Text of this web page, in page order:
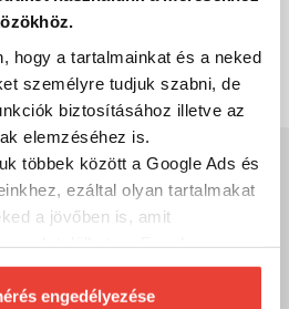
hogy a tartalmainkat és a neked
személyre tudjuk szabni, de
biztosításához illetve az
elemzéséhez is.
többek között a Google Ads és
ezáltal olyan tartalmakat
a jövőben is, amit
hogy engedd meg
használatát.
engedélyezése
SZÁKOLOM